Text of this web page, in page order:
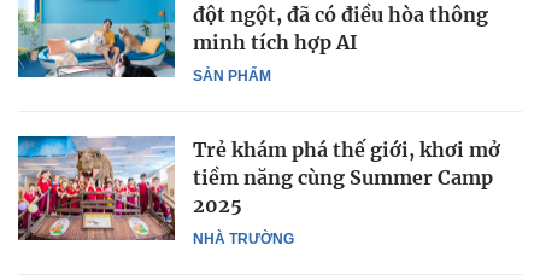
SẢN PHẨM
đột ngột, đã có điều hòa thông
minh tích hợp AI
NHÀ TRƯỜNG
Trẻ khám phá thế giới, khơi mở
tiềm năng cùng Summer Camp
2025